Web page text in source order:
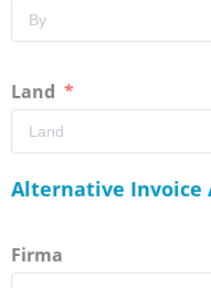
Land
Alternative Invoice
Firma